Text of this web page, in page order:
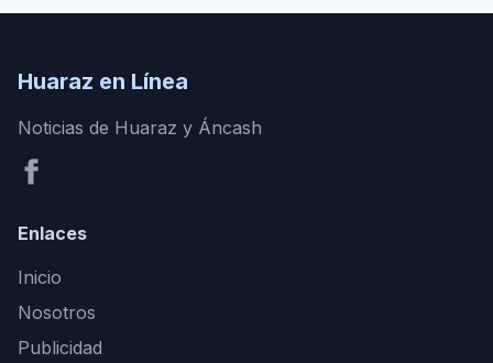
Huaraz en Línea
Noticias de Huaraz y Áncash
Enlaces
Inicio
Nosotros
Publicidad